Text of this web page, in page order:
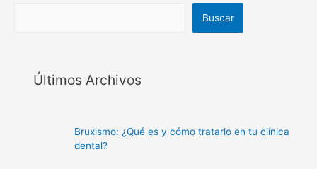
Buscar
Últimos Archivos
Bruxismo: ¿Qué es y cómo tratarlo en tu clínica
dental?